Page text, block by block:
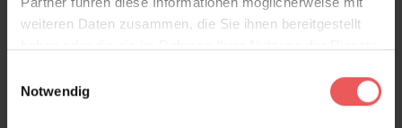
weiteren Daten zusammen, die Sie ihnen bereitgestellt
Notwendig
FAQ Teilen!